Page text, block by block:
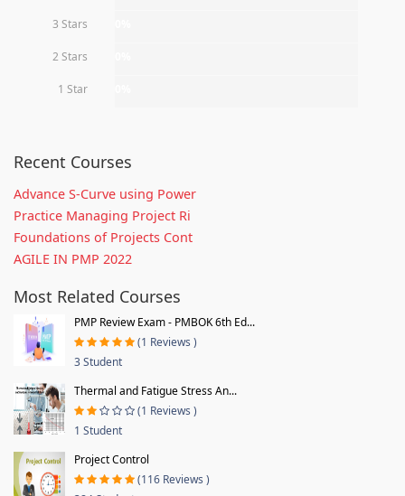
3 Stars
2 Stars
1 Star
Recent Courses
Advance S-Curve using Power
Practice Managing Project Ri
Foundations of Projects Cont
AGILE IN PMP 2022
Most Related Courses
PMP Review Exam - PMBOK 6th Ed...
(1 Reviews )
3 Student
Thermal and Fatigue Stress An...
(1 Reviews )
1 Student
Project Control
(116 Reviews )